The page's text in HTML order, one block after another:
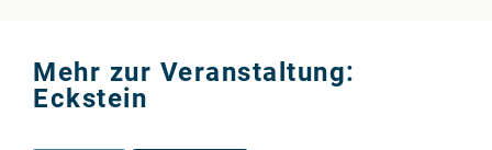
Mehr zur Veranstaltung:
Eckstein